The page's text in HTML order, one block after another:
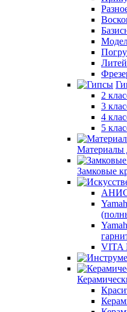
2
3
4
5
Материалы
Замковые
АНИС
VITA